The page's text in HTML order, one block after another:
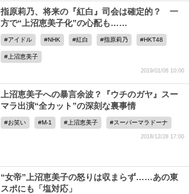
指原莉乃、将来の『紅白』司会は確定的？ 一
方で“上沼恵美子化”の心配も……
アイドル NHK 紅白 指原莉乃 HKT48
上沼恵美子
2019/01/08 10:00
上沼恵美子への暴言余波？『ウチのガヤ』スー
マラ出演“全カット”の深刻な裏事情
お笑い M-1 上沼恵美子 スーパーマラドーナ
2018/12/28 17:00
“女帝”上沼恵美子の怒りは収まらず……あの東
スポにも「塩対応」